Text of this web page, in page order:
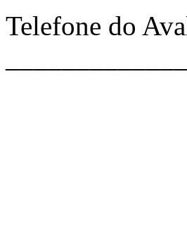
Telefone do